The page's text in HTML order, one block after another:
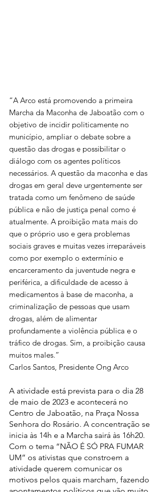
“A Arco está promovendo a primeira
Marcha da Maconha de Jaboatão com o
objetivo de incidir politicamente no
município, ampliar o debate sobre a
questão das drogas e possibilitar o
diálogo com os agentes políticos
necessários. A questão da maconha e das
drogas em geral deve urgentemente ser
tratada como um fenômeno de saúde
pública e não de justiça penal como é
atualmente. A proibição mata mais do
que o próprio uso e gera problemas
sociais graves e muitas vezes irreparáveis
como por exemplo o extermínio e
encarceramento da juventude negra e
periférica, a dificuldade de acesso à
medicamentos à base de maconha, a
criminalização de pessoas que usam
drogas, além de alimentar
profundamente a violência pública e o
tráfico de drogas. Sim, a proibição causa
muitos males.”
Carlos Santos, Presidente Ong Arco
A atividade está prevista para o dia 28
de maio de 2023 e acontecerá no
Centro de Jaboatão, na Praça Nossa
Senhora do Rosário. A concentração se
inicia às 14h e a Marcha sairá às 16h20.
Com o tema “NÃO É SÓ PRA FUMAR
UM” os ativistas que constroem a
atividade querem comunicar os
motivos pelos quais marcham, fazendo